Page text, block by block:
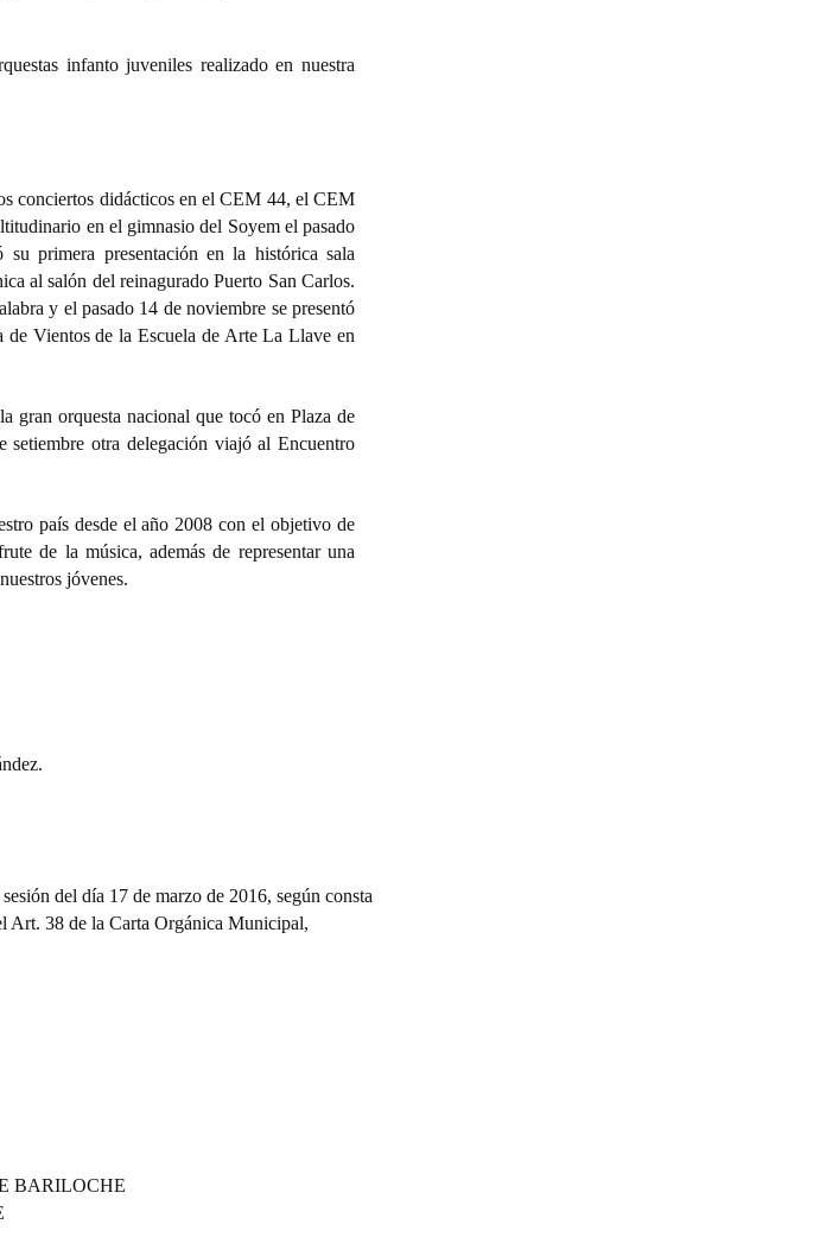
infanto juveniles realizado en nuestra
conciertos didácticos en el CEM 44, el CEM
en el gimnasio del Soyem el pasado
primera presentación en la histórica sala
al salón del reinagurado Puerto San Carlos.
y el pasado 14 de noviembre se presentó
Vientos de la Escuela de Arte La Llave en
gran orquesta nacional que tocó en Plaza de
otra delegación viajó al Encuentro
país desde el año 2008 con el objetivo de
de la música, además de representar una
jóvenes.
del día 17 de marzo de 2016, según consta
Art. 38 de la Carta Orgánica Municipal,
BARILOCHE